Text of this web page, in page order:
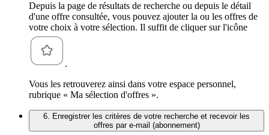
Depuis la page de résultats de recherche ou depuis le détail
d'une offre consultée, vous pouvez ajouter la ou les offres de
votre choix à votre sélection. Il suffit de cliquer sur l'icône
.
Vous les retrouverez ainsi dans votre espace personnel,
rubrique « Ma sélection d'offres ».
6. Enregistrer les critères de votre recherche et recevoir les
offres par e-mail (abonnement)